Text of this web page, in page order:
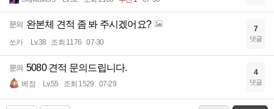
문의 완본체 견적 좀 봐 주시겠어요?
쏘카 Lv.38 조회 1176 07-30
7
댓글
문의 5080 견적 문의드립니다.
베점 Lv.55 조회 1529 07-29
4
댓글